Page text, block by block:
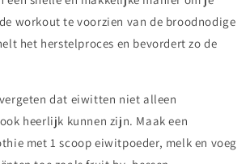
workout te voorzien van de broodnodige
het herstelproces en bevordert zo de
dat eiwitten niet alleen
heerlijk kunnen zijn. Maak een
met 1 scoop eiwitpoeder, melk en voeg